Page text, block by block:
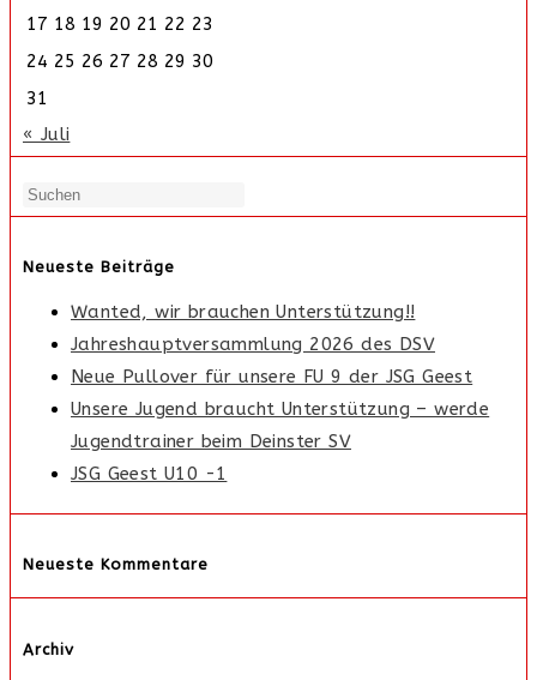
17 18 19 20 21 22 23
24 25 26 27 28 29 30
31
« Juli
Neueste Beiträge
Wanted, wir brauchen Unterstützung!!
Jahreshauptversammlung 2026 des DSV
Neue Pullover für unsere FU 9 der JSG Geest
Unsere Jugend braucht Unterstützung – werde
Jugendtrainer beim Deinster SV
JSG Geest U10 -1
Neueste Kommentare
Archiv